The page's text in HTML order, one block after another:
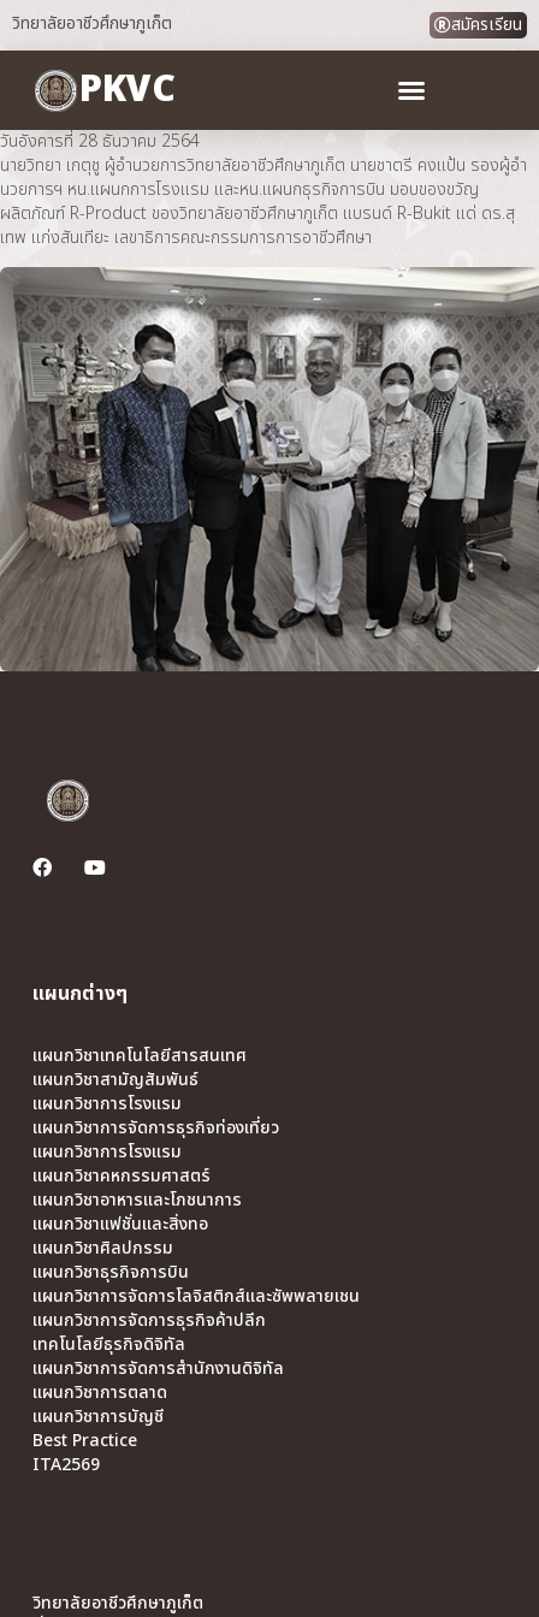
วิทยาลัยอาชีวศึกษาภูเก็ต สมัครเรียน
PKVC
วันอังคารที่ 28 ธันวาคม 2564
นายวิทยา เกตุชู ผู้อำนวยการวิทยาลัยอาชีวศึกษาภูเก็ต นายชาตรี คงแป้น รองผู้อำ
นวยการฯ หน.แผนกการโรงแรม และหน.แผนกธุรกิจการบิน มอบของขวัญ
ผลิตภัณฑ์ R-Product ของวิทยาลัยอาชีวศึกษาภูเก็ต แบรนด์ R-Bukit แด่ ดร.สุ
เทพ แก่งสันเทียะ เลขาธิการคณะกรรมการการอาชีวศึกษา
แผนกต่างๆ
แผนกวิชาเทคโนโลยีสารสนเทศ
แผนกวิชาสามัญสัมพันธ์
แผนกวิชาการโรงแรม
แผนกวิชาการจัดการธุรกิจท่องเที่ยว
แผนกวิชาการโรงแรม
แผนกวิชาคหกรรมศาสตร์
แผนกวิชาอาหารและโภชนาการ
แผนกวิชาแฟชั่นและสิ่งทอ
แผนกวิชาศิลปกรรม
แผนกวิชาธุรกิจการบิน
แผนกวิชาการจัดการโลจิสติกส์และซัพพลายเชน
แผนกวิชาการจัดการธุรกิจค้าปลีก
เทคโนโลยีธุรกิจดิจิทัล
แผนกวิชาการจัดการสำนักงานดิจิทัล
แผนกวิชาการตลาด
แผนกวิชาการบัญชี
Best Practice
ITA2569
วิทยาลัยอาชีวศึกษาภูเก็ต